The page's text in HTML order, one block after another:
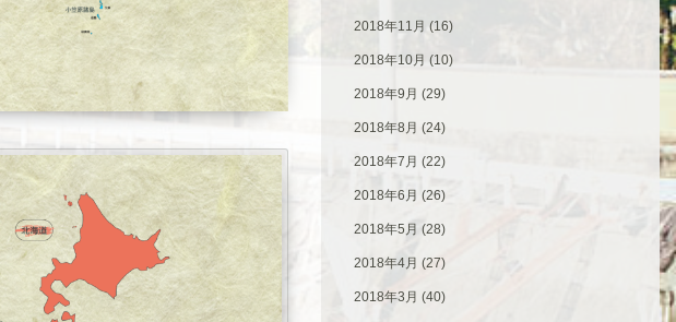
2018年11月 (16)
2018年10月 (10)
2018年9月 (29)
2018年8月 (24)
2018年7月 (22)
2018年6月 (26)
2018年5月 (28)
2018年4月 (27)
2018年3月 (40)